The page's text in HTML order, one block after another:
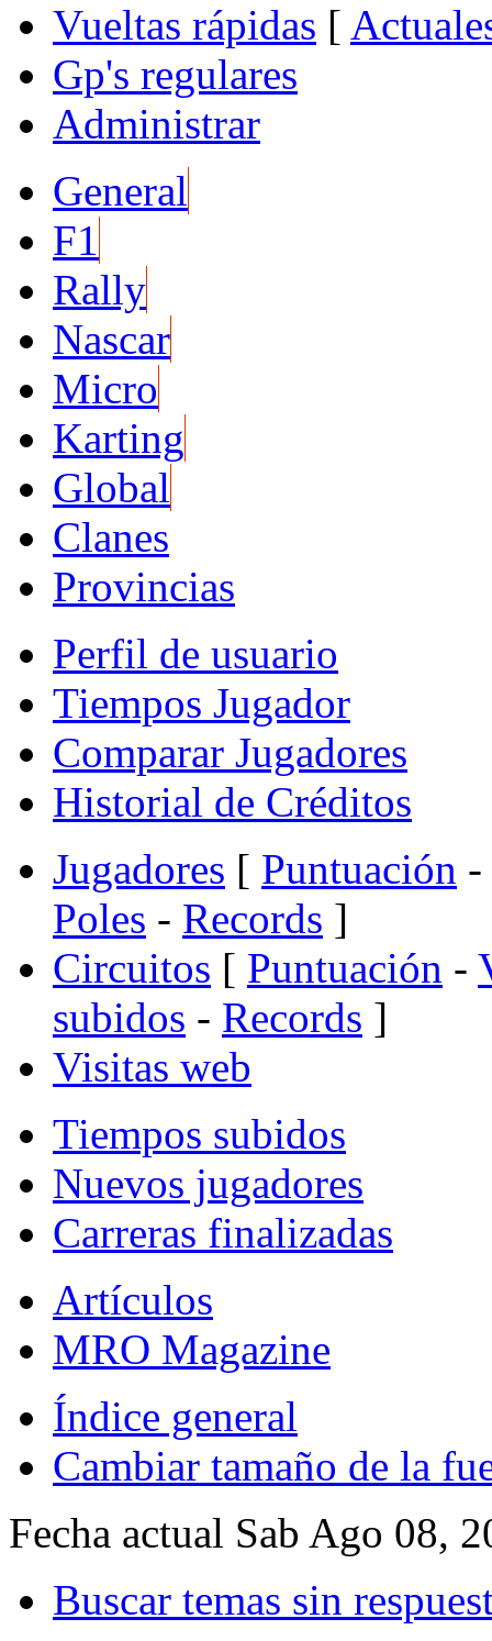
Vueltas rápidas [
Gp's regulares
Administrar
General
F1
Rally
Nascar
Micro
Karting
Global
Clanes
Provincias
Perfil de usuario
Tiempos Jugador
Comparar Jugadores
Historial de Créditos
Jugadores [ Puntuación -
Poles - Records ]
Circuitos [ Puntuación -
subidos - Records ]
Visitas web
Tiempos subidos
Nuevos jugadores
Carreras finalizadas
Artículos
MRO Magazine
Índice general
Cambiar tamaño de la
Fecha actual Sab Ago 08,
Buscar temas sin